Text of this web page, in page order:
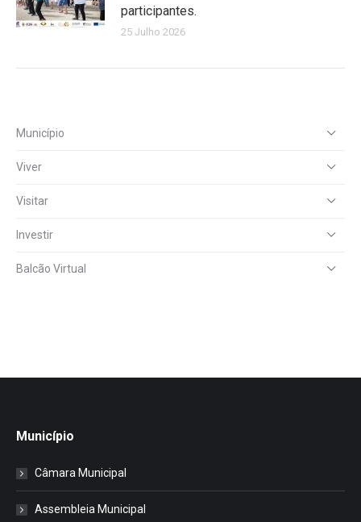
participantes.
25 Julho 2026
Município
Viver
Visitar
Investir
Balcão Virtual
Município
Câmara Municipal
Assembleia Municipal